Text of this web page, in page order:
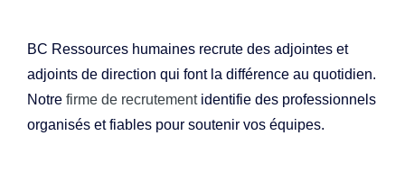
BC Ressources humaines recrute des adjointes et
adjoints de direction qui font la différence au quotidien.
Notre firme de recrutementidentifie des professionnels
organisés et fiables pour soutenir vos équipes.